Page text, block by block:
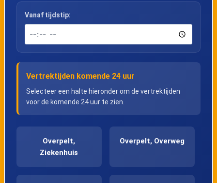
Vanaf tijdstip:
Vertrektijden komende 24 uur
Selecteer een halte hieronder om de vertrektijden
voor de komende 24 uur te zien.
Overpelt,
Ziekenhuis
Overpelt, Overweg